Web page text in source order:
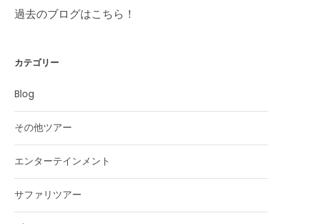
過去のブログはこちら！
カテゴリー
Blog
その他ツアー
エンターテインメント
サファリツアー